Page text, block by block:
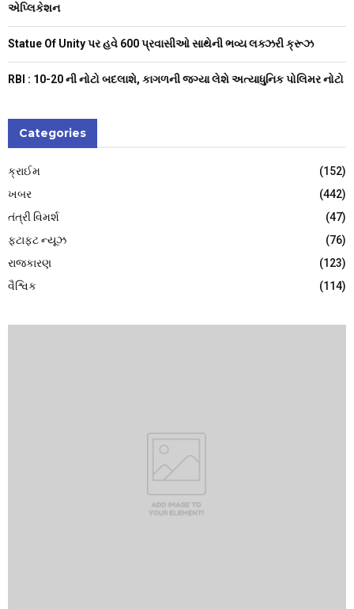
એપ્લિકેશન
Statue Of Unity પર હવે 600 પ્રવાસીઓ સાથેની ભવ્ય લક્ઝરી ક્રૂઝ
RBI : ₹10-20 ની નોટો બદલાશે, કાગળની જગ્યા લેશે અત્યાધુનિક પોલિમર નોટો
Categories
ક્રાઈમ
(152)
ખબર
(442)
તંત્રી વિમર્શ
(47)
ફટાફટ ન્યૂઝ
(76)
રાજકારણ
(123)
વૈશ્વિક
(114)